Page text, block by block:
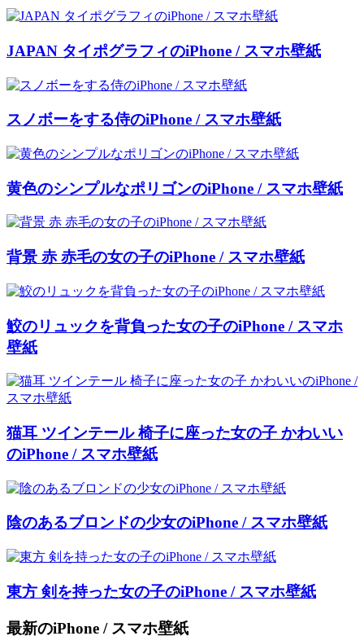
JAPAN タイポグラフィのiPhone / スマホ壁紙
スノボーをする侍のiPhone / スマホ壁紙
黄色のシンプルなポリゴンのiPhone / スマホ壁紙
背景 赤 赤毛の女の子のiPhone / スマホ壁紙
鮫のリュックを背負った女の子のiPhone / スマホ
壁紙
猫耳 ツインテール 椅子に座った女の子 かわいい
のiPhone / スマホ壁紙
陰のあるブロンドの少女のiPhone / スマホ壁紙
東方 剣を持った女の子のiPhone / スマホ壁紙
最新のiPhone / スマホ壁紙